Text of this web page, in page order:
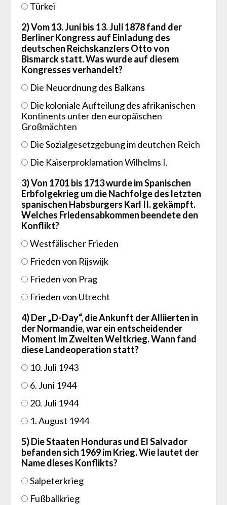
Türkei
2) Vom 13. Juni bis 13. Juli 1878 fand der
Berliner Kongress auf Einladung des
deutschen Reichskanzlers Otto von
Bismarck statt. Was wurde auf diesem
Kongresses verhandelt?
Die Neuordnung des Balkans
Die koloniale Aufteilung des afrikanischen
Kontinents unter den europäischen
Großmächten
Die Sozialgesetzgebung im deutchen Reich
Die Kaiserproklamation Wilhelms I.
3) Von 1701 bis 1713 wurde im Spanischen
Erbfolgekrieg um die Nachfolge des letzten
spanischen Habsburgers Karl II. gekämpft.
Welches Friedensabkommen beendete den
Konflikt?
Westfälischer Frieden
Frieden von Rijswijk
Frieden von Prag
Frieden von Utrecht
4) Der „D-Day“, die Ankunft der Alliierten in
der Normandie, war ein entscheidender
Moment im Zweiten Weltkrieg. Wann fand
diese Landeoperation statt?
10. Juli 1943
6. Juni 1944
20. Juli 1944
1. August 1944
5) Die Staaten Honduras und El Salvador
befanden sich 1969 im Krieg. Wie lautet der
Name dieses Konflikts?
Salpeterkrieg
Fußballkrieg